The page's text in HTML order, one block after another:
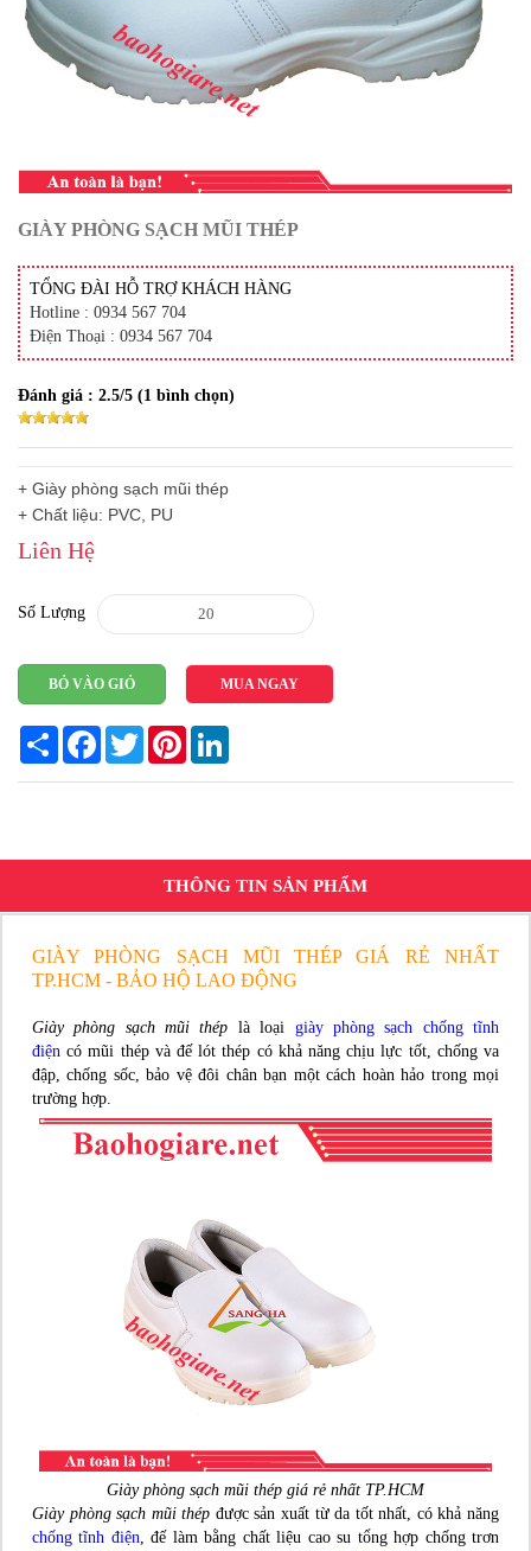
GIÀY PHÒNG SẠCH MŨI THÉP
TỔNG ĐÀI HỖ TRỢ KHÁCH HÀNG
Hotline : 0934 567 704
Điện Thoại : 0934 567 704
Đánh giá : 2.5/5 (1 bình chọn)
+ Giày phòng sạch mũi thép
+ Chất liệu: PVC, PU
Liên Hệ
Số Lượng
BỎ VÀO GIỎ MUA NGAY
Share FacebookTwitterPinterest
THÔNG TIN SẢN PHẨM
GIÀY PHÒNG SẠCH MŨI THÉP GIÁ RẺ NHẤT
TP.HCM - BẢO HỘ LAO ĐỘNG
Giày phòng sạch mũi thép là loại giày phòng sạch chống tĩnh
điện có mũi thép và đế lót thép có khả năng chịu lực tốt, chống va
đập, chống sốc, bảo vệ đôi chân bạn một cách hoàn hảo trong mọi
trường hợp.
Giày phòng sạch mũi thép giá rẻ nhất TP.HCM
Giày phòng sạch mũi thép được sản xuất từ da tốt nhất, có khả năng
chống tĩnh điện, đế làm bằng chất liệu cao su tổng hợp chống trơn